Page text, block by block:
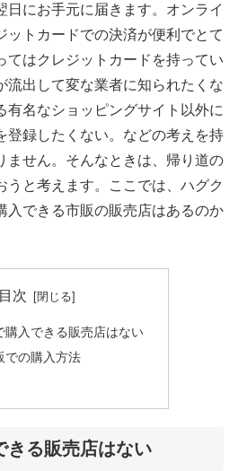
日にお手元に届きます。オンライ
ットカードでの決済が便利でとて
てはクレジットカードを持ってい
流出して変な業者に知られたくな
有名なショッピングサイト以外に
登録したくない。などの考えを持
ません。そんなときは、帰り道の
うと考えます。ここでは、ハグク
入できる市販の販売店はあるのか
目次
購入できる販売店はない
での購入方法
きる販売店はない